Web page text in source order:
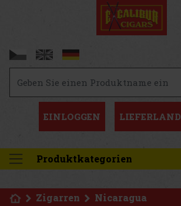
EINLOGGEN LIEFERLAND
Produktkategorien
Zigarren
Nicaragua